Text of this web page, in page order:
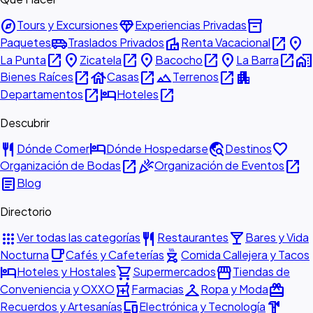
exploreTours y ExcursionesdiamondExperiencias Privadasinventory_2
Paquetesairport_shuttleTraslados PrivadosvillaRenta Vacacionalopen_in_new place
La Puntaopen_in_new place Zicatelaopen_in_new place Bacochoopen_in_new place La Barraopen_in_newhome_work
Bienes Raícesopen_in_newhouseCasasopen_in_newlandscapeTerrenosopen_in_new apartment
Departamentosopen_in_newhotelHotelesopen_in_new
Descubrir
restaurant Dónde ComerhotelDónde Hospedarsetravel_exploreDestinosfavorite
Organización de Bodasopen_in_newcelebrationOrganización de Eventosopen_in_new
articleBlog
Directorio
appsVer todas las categorías restaurant Restauranteslocal_barBares y Vida
Nocturna local_cafeCafés y Cafeterías outdoor_grill Comida Callejera y Tacos
hotelHoteles y Hostalesshopping_cartSupermercadosstorefrontTiendas de
Conveniencia y OXXOlocal_pharmacyFarmaciascheckroomRopa y Modaredeem
Recuerdos y ArtesaníasdevicesElectrónica y Tecnología hardware